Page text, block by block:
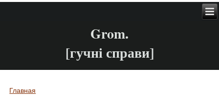
Grom.
[гучні справи]
Вы здесь
Главная